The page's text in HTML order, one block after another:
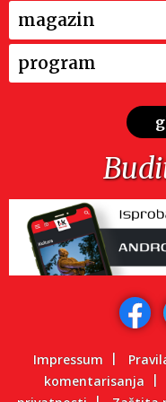
magazin
program
Impressum
komentarisanja